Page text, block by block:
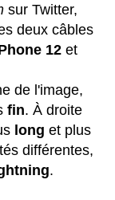
sur Twitter,
deux câbles
12 et
de l'image,
fin. À droite
long et plus
différentes,
.